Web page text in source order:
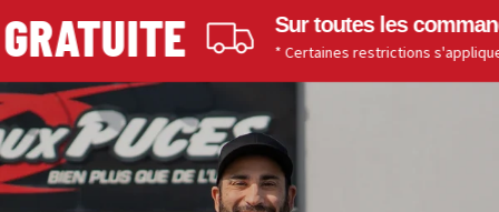
Sur toutes les
* Certaines restrictions s'appliquent.